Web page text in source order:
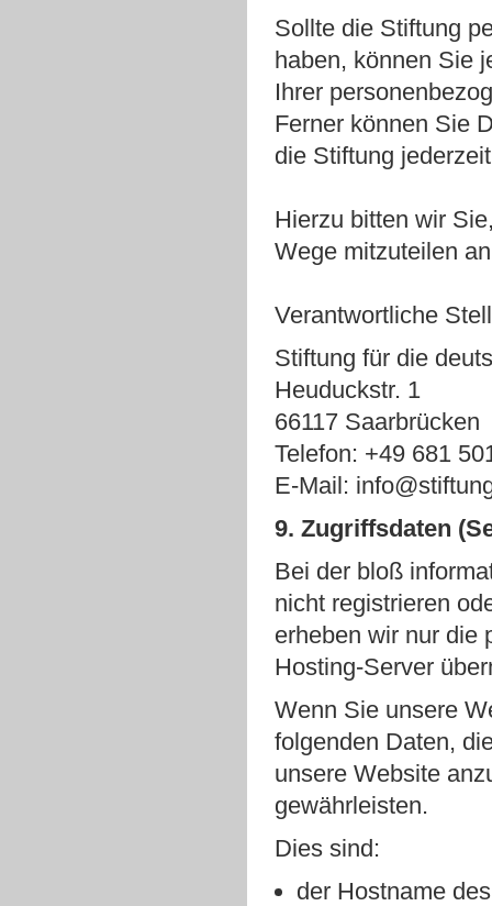
Sollte die Stiftung
haben, können Sie
Ihrer
Ferner können Sie
die Stiftung
Hierzu bitten wir
Wege mitzuteilen
Verantwortliche
Stiftung für die
Heuduckstr. 1
66117 Saarbrücken
Telefon: +49 681
E-Mail:
9. Zugriffsdaten
Bei der bloß
nicht registrieren
erheben wir nur die
Hosting-Server
Wenn Sie unsere
folgenden Daten,
unsere Website
gewährleisten.
Dies sind:
der Hostname